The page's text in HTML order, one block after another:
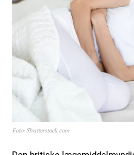
Foto: Shutterstock.com